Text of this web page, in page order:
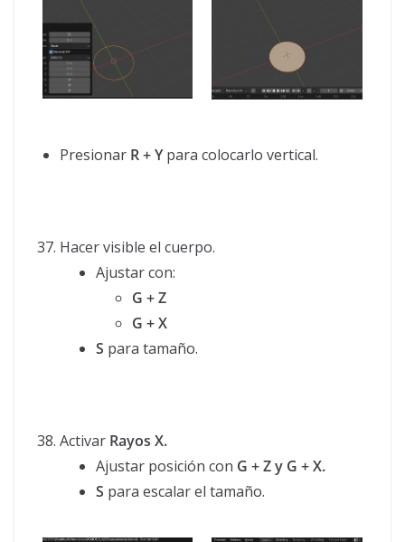
Presionar R + Ypara colocarlo vertical.
Hacer visible el cuerpo.
Ajustar con:
G + Z
G + X
S para tamaño.
Activar Rayos X.
Ajustar posición con G + Z y G + X.
S para escalar el tamaño.